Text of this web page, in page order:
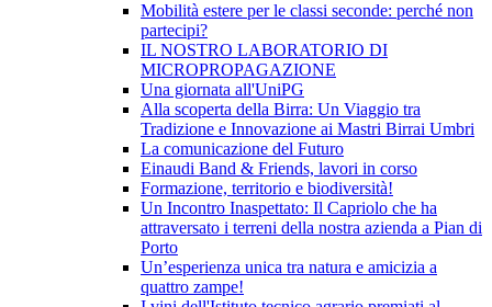
Mobilità estere per le classi seconde: perché non
partecipi?
IL NOSTRO LABORATORIO DI
MICROPROPAGAZIONE
Una giornata all'UniPG
Alla scoperta della Birra: Un Viaggio tra
Tradizione e Innovazione ai Mastri Birrai Umbri
La comunicazione del Futuro
Einaudi Band & Friends, lavori in corso
Formazione, territorio e biodiversità!
Un Incontro Inaspettato: Il Capriolo che ha
attraversato i terreni della nostra azienda a Pian di
Porto
Un’esperienza unica tra natura e amicizia a
quattro zampe!